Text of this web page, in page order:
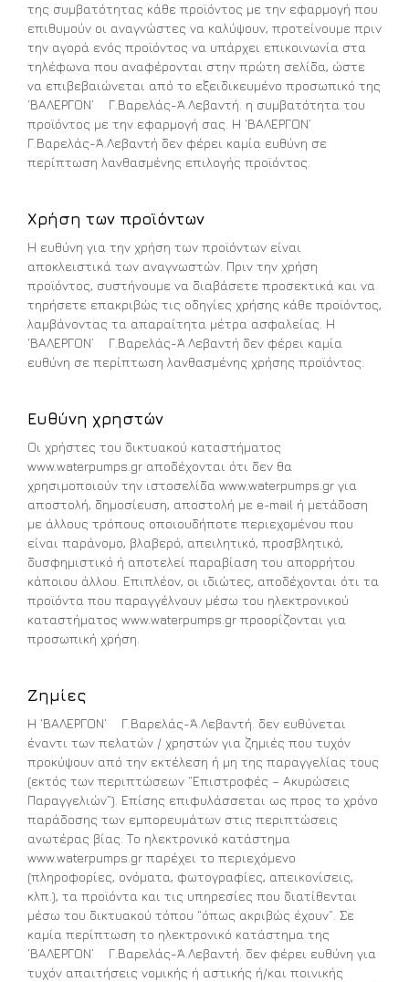
της συμβατότητας κάθε προϊόντος με την εφαρμογή που
επιθυμούν οι αναγνώστες να καλύψουν, προτείνουμε πριν
την αγορά ενός προϊόντος να υπάρχει επικοινωνία στα
τηλέφωνα που αναφέρονται στην πρώτη σελίδα, ώστε
να επιβεβαιώνεται από το εξειδικευμένο προσωπικό της
‘ΒΑΛΕΡΓΟΝ’ Γ.Βαρελάς-Ά.Λεβαντή. η συμβατότητα του
προϊόντος με την εφαρμογή σας. Η ‘ΒΑΛΕΡΓΟΝ’
Γ.Βαρελάς-Ά.Λεβαντή δεν φέρει καμία ευθύνη σε
περίπτωση λανθασμένης επιλογής προϊόντος.
Χρήση των προϊόντων
Η ευθύνη για την χρήση των προϊόντων είναι
αποκλειστικά των αναγνωστών. Πριν την χρήση
προϊόντος, συστήνουμε να διαβάσετε προσεκτικά και να
τηρήσετε επακριβώς τις οδηγίες χρήσης κάθε προϊόντος,
λαμβάνοντας τα απαραίτητα μέτρα ασφαλείας. Η
‘ΒΑΛΕΡΓΟΝ’ Γ.Βαρελάς-Ά.Λεβαντή δεν φέρει καμία
ευθύνη σε περίπτωση λανθασμένης χρήσης προϊόντος.
Ευθύνη χρηστών
Οι χρήστες του δικτυακού καταστήματος
www.waterpumps.gr αποδέχονται ότι δεν θα
χρησιμοποιούν την ιστοσελίδα www.waterpumps.gr για
αποστολή, δημοσίευση, αποστολή με e-mail ή μετάδοση
με άλλους τρόπους οποιουδήποτε περιεχομένου που
είναι παράνομο, βλαβερό, απειλητικό, προσβλητικό,
δυσφημιστικό ή αποτελεί παραβίαση του απορρήτου
κάποιου άλλου. Επιπλέον, οι ιδιώτες, αποδέχονται ότι τα
προϊόντα που παραγγέλνουν μέσω του ηλεκτρονικού
καταστήματος www.waterpumps.gr προορίζονται για
προσωπική χρήση.
Ζημίες
Η ‘ΒΑΛΕΡΓΟΝ’ Γ.Βαρελάς-Ά.Λεβαντή. δεν ευθύνεται
έναντι των πελατών / χρηστών για ζημιές που τυχόν
προκύψουν από την εκτέλεση ή μη της παραγγελίας τους
(εκτός των περιπτώσεων “Επιστροφές – Ακυρώσεις
Παραγγελιών”). Επίσης επιφυλάσσεται ως προς το χρόνο
παράδοσης των εμπορευμάτων στις περιπτώσεις
ανωτέρας βίας. Το ηλεκτρονικό κατάστημα
www.waterpumps.gr παρέχει το περιεχόμενο
(πληροφορίες, ονόματα, φωτογραφίες, απεικονίσεις,
κλπ.), τα προϊόντα και τις υπηρεσίες που διατίθενται
μέσω του δικτυακού τόπου “όπως ακριβώς έχουν”. Σε
καμία περίπτωση το ηλεκτρονικό κατάστημα της
‘ΒΑΛΕΡΓΟΝ’ Γ.Βαρελάς-Ά.Λεβαντή. δεν φέρει ευθύνη για
τυχόν απαιτήσεις νομικής ή αστικής ή/και ποινικής